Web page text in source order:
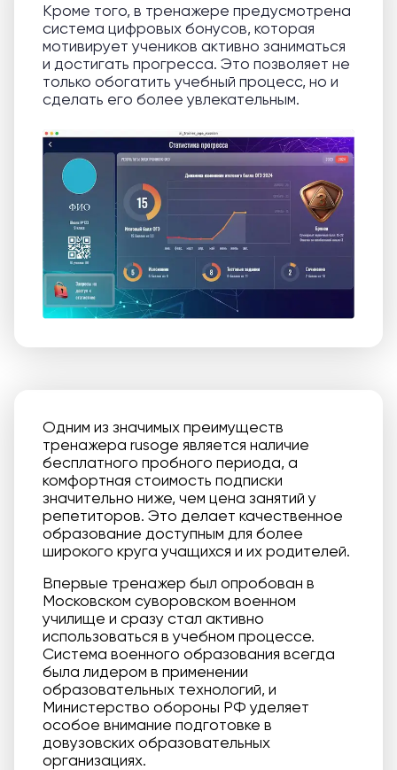
Кроме того, в тренажере предусмотрена
система цифровых бонусов, которая
мотивирует учеников активно заниматься
и достигать прогресса. Это позволяет не
только обогатить учебный процесс, но и
сделать его более увлекательным.
Одним из значимых преимуществ
тренажера rusoge является наличие
бесплатного пробного периода, а
комфортная стоимость подписки
значительно ниже, чем цена занятий у
репетиторов. Это делает качественное
образование доступным для более
широкого круга учащихся и их родителей.
Впервые тренажер был опробован в
Московском суворовском военном
училище и сразу стал активно
использоваться в учебном процессе.
Система военного образования всегда
была лидером в применении
образовательных технологий, и
Министерство обороны РФ уделяет
особое внимание подготовке в
довузовских образовательных
организациях.